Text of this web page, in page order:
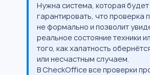
Нужна система, которая будет
гарантировать, что проверка
не формально и позволит
реальное состояние техники
того, как халатность
или несчастным случаем.
В CheckOffice все проверки